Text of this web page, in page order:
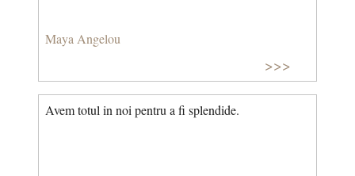
Maya Angelou
>>>
Avem totul in noi pentru a fi splendide.